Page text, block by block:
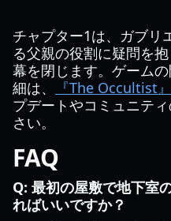
チャプター1は、ガブリ
る父親の役割に疑問を
幕を閉じます。ゲーム
細は、
『The Occultist
プデートやコミュニテ
さい。
FAQ
Q: 最初の屋敷で地下室
ればいいですか？